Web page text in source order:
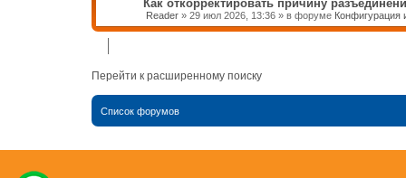
Как откорректировать причину
Reader» 29 июл 2026, 13:36» в форуме Конфигурация
Перейти к расширенному поиску
Список форумов